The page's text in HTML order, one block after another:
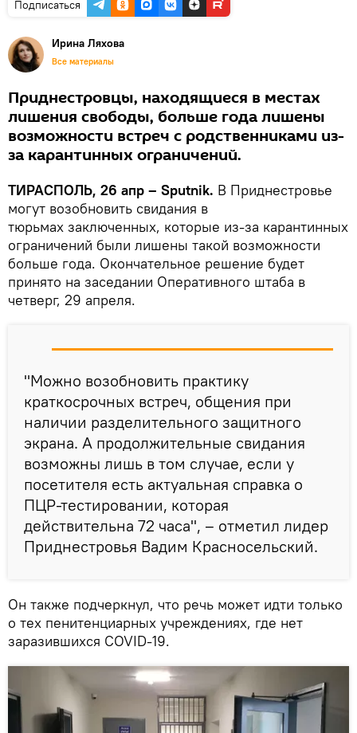
Подписаться
Ирина Ляхова
Все материалы
Приднестровцы, находящиеся в местах
лишения свободы, больше года лишены
возможности встреч с родственниками из-
за карантинных ограничений.
ТИРАСПОЛЬ, 26 апр – Sputnik. В Приднестровье
могут возобновить свидания в
тюрьмах заключенных, которые из-за карантинных
ограничений были лишены такой возможности
больше года. Окончательное решение будет
принято на заседании Оперативного штаба в
четверг, 29 апреля.
"Можно возобновить практику
краткосрочных встреч, общения при
наличии разделительного защитного
экрана. А продолжительные свидания
возможны лишь в том случае, если у
посетителя есть актуальная справка о
ПЦР-тестировании, которая
действительна 72 часа", – отметил лидер
Приднестровья Вадим Красносельский.
Он также подчеркнул, что речь может идти только
о тех пенитенциарных учреждениях, где нет
заразившихся COVID-19.